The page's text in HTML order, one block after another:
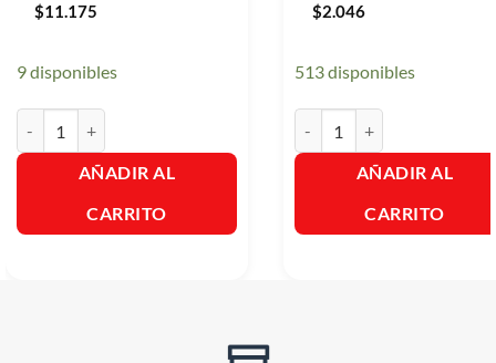
$11.175
9 disponibles
AÑADIR AL
CARRITO
$2.046
513 disponibles
AÑADIR AL
CARRITO